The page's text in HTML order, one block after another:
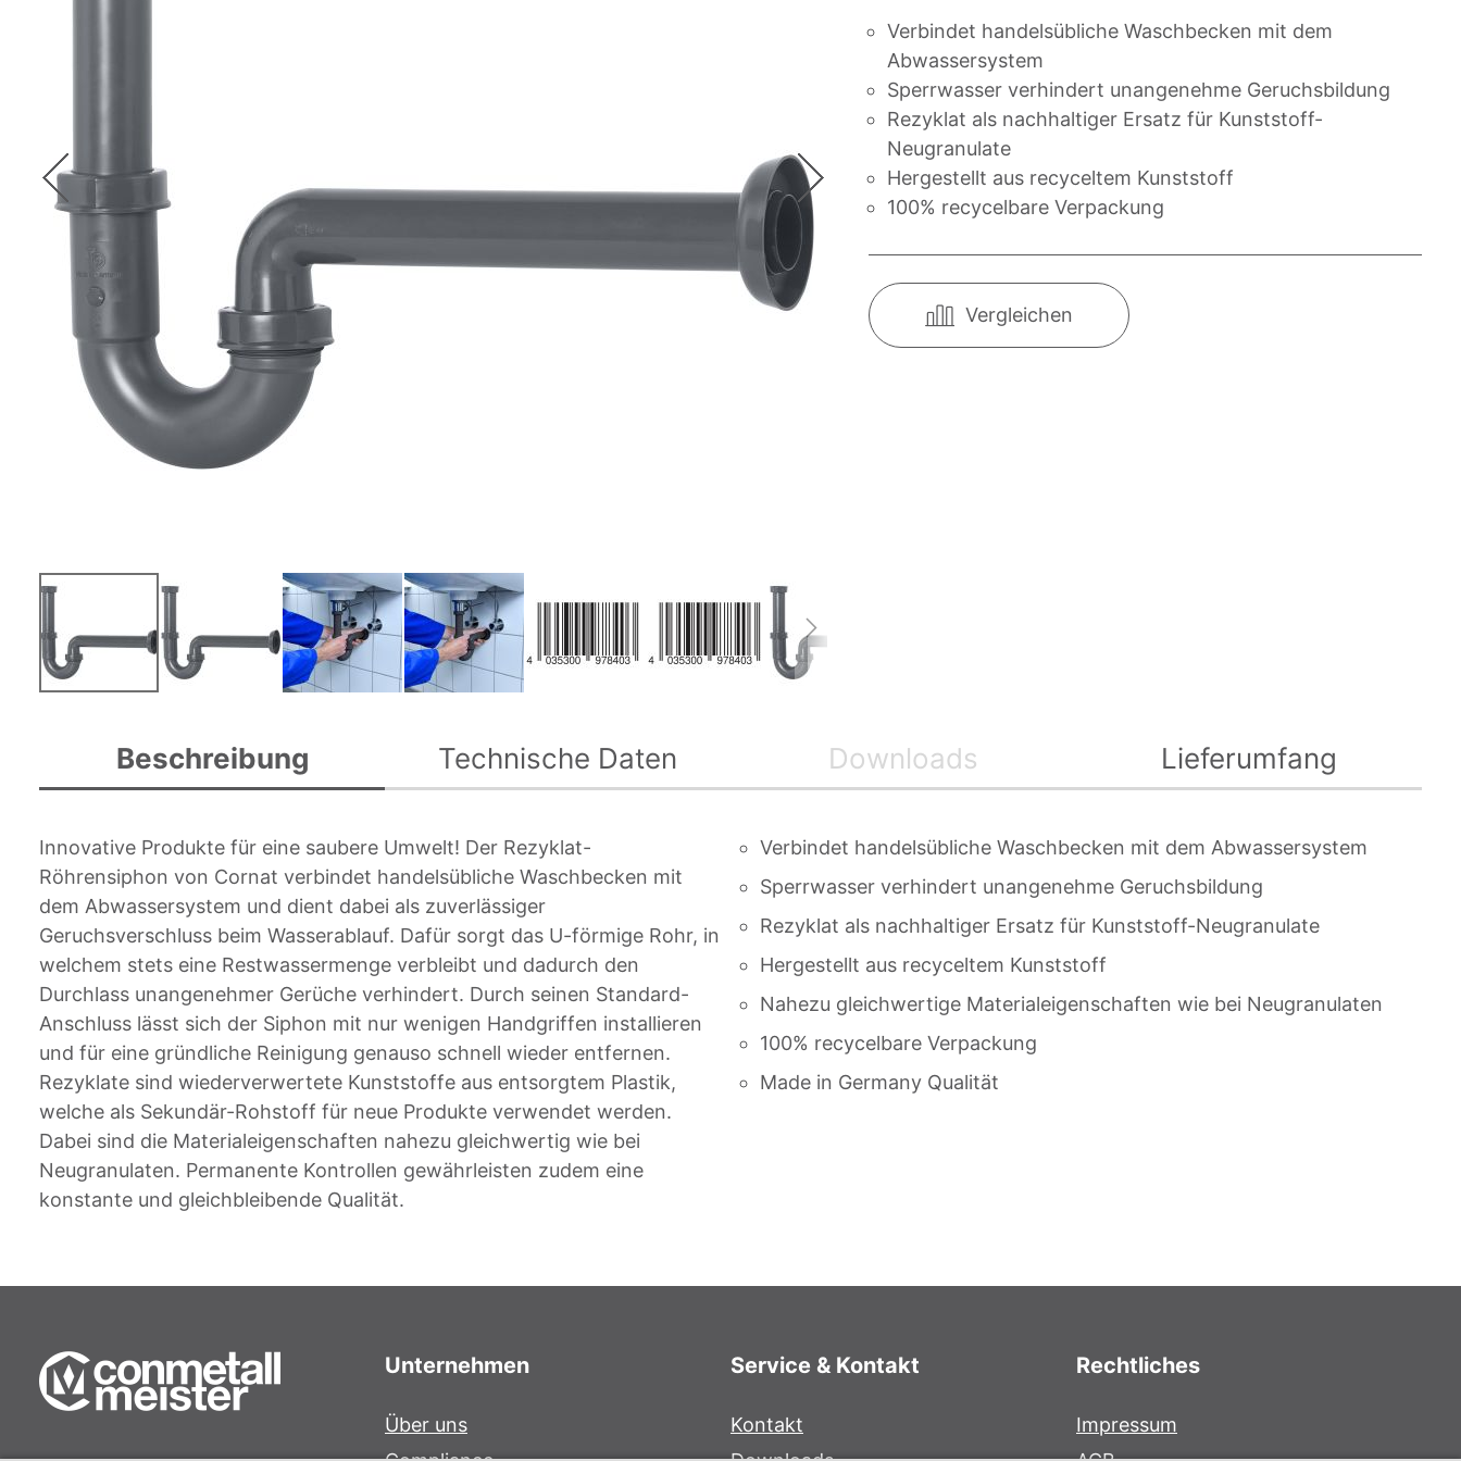
Bildgalerie
Verbindet handelsübliche Waschbecken mit dem
Abwassersystem
Sperrwasser verhindert unangenehme Geruchsbildung
Rezyklat als nachhaltiger Ersatz für Kunststoff-
Neugranulate
Hergestellt aus recyceltem Kunststoff
100% recycelbare Verpackung
Vergleichen
Beschreibung
Innovative Produkte für eine saubere Umwelt! Der Rezyklat-
Röhrensiphon von Cornat verbindet handelsübliche Waschbecken mit
dem Abwassersystem und dient dabei als zuverlässiger
Geruchsverschluss beim Wasserablauf. Dafür sorgt das U-förmige Rohr, in
welchem stets eine Restwassermenge verbleibt und dadurch den
Durchlass unangenehmer Gerüche verhindert. Durch seinen Standard-
Anschluss lässt sich der Siphon mit nur wenigen Handgriffen installieren
und für eine gründliche Reinigung genauso schnell wieder entfernen.
Rezyklate sind wiederverwertete Kunststoffe aus entsorgtem Plastik,
welche als Sekundär-Rohstoff für neue Produkte verwendet werden.
Dabei sind die Materialeigenschaften nahezu gleichwertig wie bei
Neugranulaten. Permanente Kontrollen gewährleisten zudem eine
konstante und gleichbleibende Qualität.
Verbindet handelsübliche Waschbecken mit dem Abwassersystem
Sperrwasser verhindert unangenehme Geruchsbildung
Rezyklat als nachhaltiger Ersatz für Kunststoff-Neugranulate
Hergestellt aus recyceltem Kunststoff
Nahezu gleichwertige Materialeigenschaften wie bei Neugranulaten
100% recycelbare Verpackung
Made in Germany Qualität
Technische Daten Downloads Lieferumfang
Unternehmen
Über uns
Service & Kontakt
Kontakt
Rechtliches
Impressum